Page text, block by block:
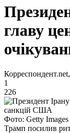
главу
1
226
Фото: Getty Images
Трамп посилив